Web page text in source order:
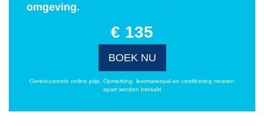
omgeving.
€ 135
BOEK NU
Gereduceerde online prijs. Opmerking: leermateriaal en certificering moeten
apart worden betaald